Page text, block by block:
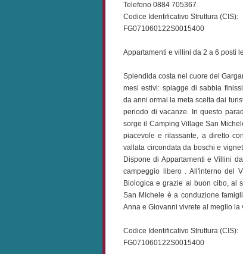
Telefono 0884 705367
Codice Identificativo Struttura (CIS):
FG071060122S0015400
Appartamenti e villini da 2 a 6 posti
Splendida costa nel cuore del
mesi estivi: spiagge di sabbia
da anni ormai la meta scelta dai
periodo di vacanze. In questo
sorge il Camping Village San
piacevole e rilassante, a diretto
vallata circondata da boschi e
Dispone di Appartamenti e Villini
campeggio libero . All'interno del
Biologica e grazie al buon cibo, al
San Michele è a conduzione
Anna e Giovanni vivrete al meglio la
Codice Identificativo Struttura (CIS):
FG071060122S0015400